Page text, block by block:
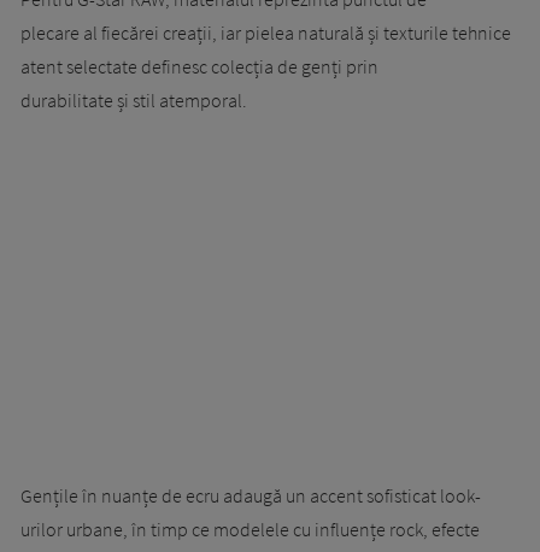
plecare al fiecărei creații, iar pielea naturală și texturile tehnice
atent selectate definesc colecția de genți prin
durabilitate și stil atemporal.
Gențile în nuanțe de ecru adaugă un accent sofisticat look-
urilor urbane, în timp ce modelele cu influențe rock, efecte